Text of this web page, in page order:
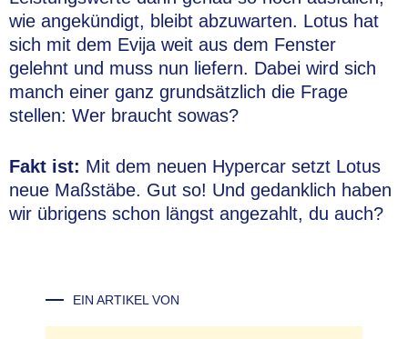
wie angekündigt, bleibt abzuwarten. Lotus hat
sich mit dem Evija weit aus dem Fenster
gelehnt und muss nun liefern. Dabei wird sich
manch einer ganz grundsätzlich die Frage
stellen: Wer braucht sowas?
Fakt ist: Mit dem neuen Hypercar setzt Lotus
neue Maßstäbe. Gut so! Und gedanklich haben
wir übrigens schon längst angezahlt, du auch?
EIN ARTIKEL VON